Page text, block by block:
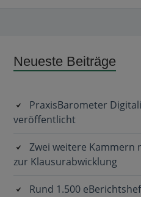
Subsidiary
Neueste Beiträge
PraxisBarometer
veröffentlicht
Zwei weitere Kammern
zur Klausurabwicklung
Rund 1.500